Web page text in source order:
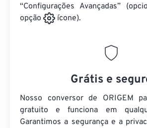
“Configurações Avançadas”
opção
ícone).
Grátis e
Nosso conversor de ORIGEM
gratuito e funciona em
Garantimos a segurança e a